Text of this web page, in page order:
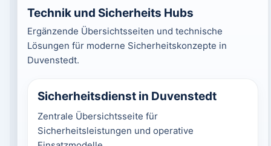
Technik und Sicherheits Hubs
Ergänzende Übersichtsseiten und technische
Lösungen für moderne Sicherheitskonzepte in
Duvenstedt.
Sicherheitsdienst in Duvenstedt
Zentrale Übersichtsseite für
Sicherheitsleistungen und operative